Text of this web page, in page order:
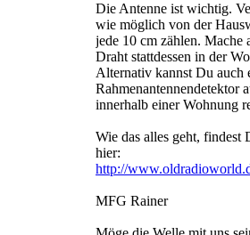
Die Antenne ist wichtig.
wie möglich von der
jede 10 cm zählen. Mache
Draht stattdessen in der
Alternativ kannst Du auch
Rahmenantennendetektor
innerhalb einer Wohnung
Wie das alles geht, findest
hier:
http://
MFG Rainer